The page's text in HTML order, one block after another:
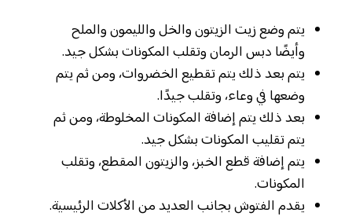
يتم وضع زيت الزيتون والخل والليمون والملح
وأيضًا دبس الرمان وتقلب المكونات بشكل جيد.
يتم بعد ذلك يتم تقطيع الخضروات، ومن ثم يتم
وضعها في وعاء، وتقلب جيدًا.
بعد ذلك يتم إضافة المكونات المخلوطة، ومن ثم
يتم تقليب المكونات بشكل جيد.
يتم إضافة قطع الخبز، والزيتون المقطع، وتقلب
المكونات.
يقدم الفتوش بجانب العديد من الأكلات الرئيسية.